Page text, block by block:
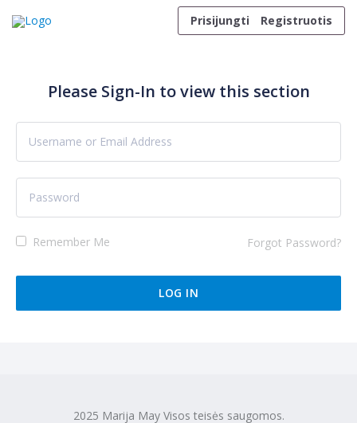
Prisijungti
Registruotis
Please Sign-In to view this section
Remember Me Forgot Password?
2025 Marija May Visos teisės saugomos.